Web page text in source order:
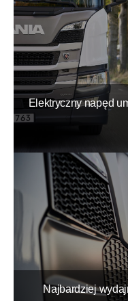
Elektryczny napęd
Najbardziej